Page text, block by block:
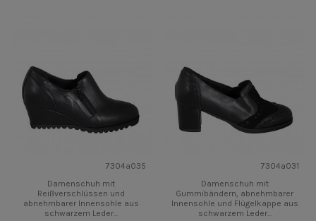
7304a035
Damenschuh mit
Reißverschlüssen und
abnehmbarer Innensohle aus
schwarzem Leder...
7304a031
Damenschuh mit
Gummibändern, abnehmbarer
Innensohle und Flügelkappe aus
schwarzem Leder...